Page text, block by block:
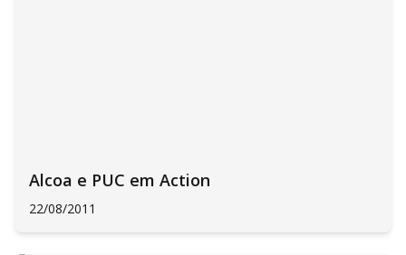
Alcoa e PUC em Action
22/08/2011